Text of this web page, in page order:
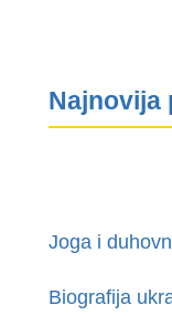
Najnovija
Joga i
Biografija